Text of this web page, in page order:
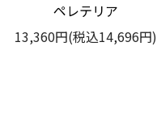
ペレテリア
13,360円(税込14,696円)